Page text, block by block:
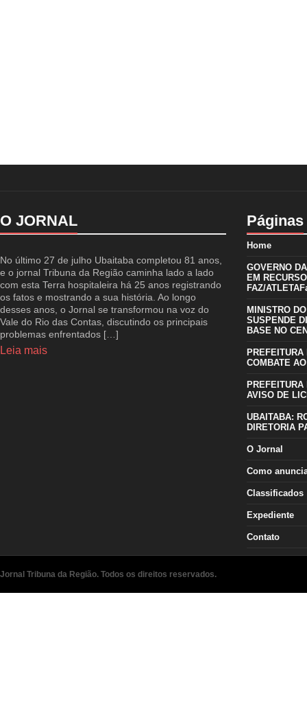
O JORNAL
No último 27 de julho Ubaitaba completou 81 anos,
e o jornal Tribuna da Região caminha lado a lado
com esta Terra hospitaleira há 25 anos registrando
os fatos e mostrando a sua história. Ao longo
desses anos, o Jornal se transformou na voz do
Vale do Rio das Contas, discutindo os principais
problemas enfrentados […]
Leia mais
Páginas
Home
GOVERNO
EM
FAZ/
MINISTRO
SUSPENDE
BASE NO
COMBATE
AVISO DE
UBAITABA:
DIRETORIA
O Jornal
Como
Classificados
Expediente
Contato
Jornal Tribuna da Região. Todos os direitos reservados.